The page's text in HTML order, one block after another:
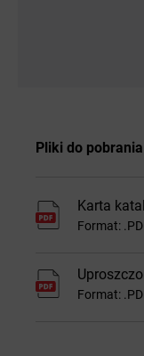
Pliki do pobrania
Karta
Format:
Format: